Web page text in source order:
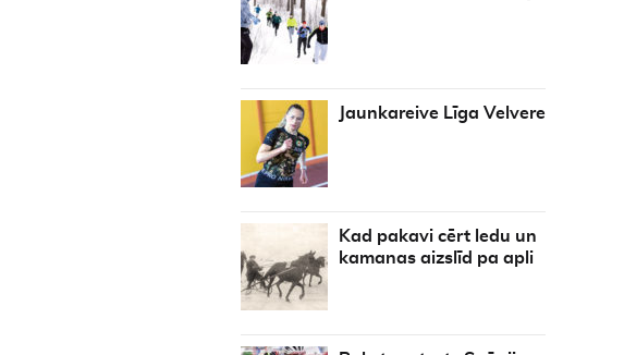
Jaunkareive Līga Velvere
Kad pakavi cērt ledu un
kamanas aizslīd pa apli